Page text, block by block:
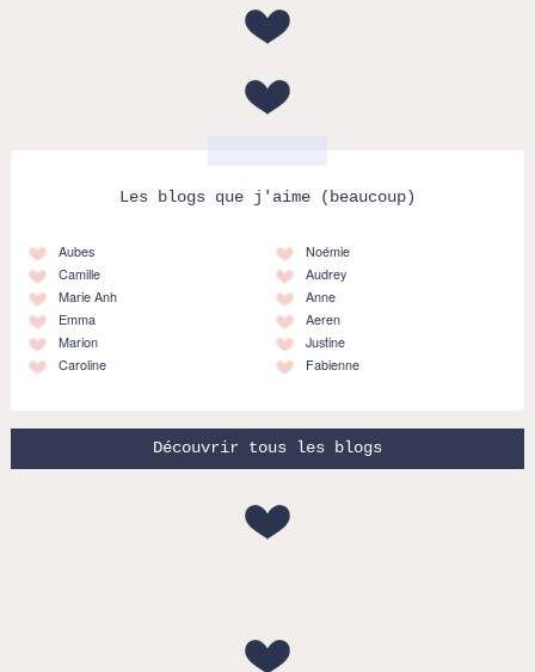
Les blogs que j'aime (beaucoup)
Aubes
Camille
Marie Anh
Emma
Marion
Caroline
Noémie
Audrey
Anne
Aeren
Justine
Fabienne
Découvrir tous les blogs